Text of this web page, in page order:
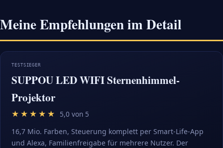
Meine Empfehlungen im Detail
TESTSIEGER
SUPPOU LED WIFI Sternenhimmel-
Projektor
★★★★★ 5,0 von 5
16,7 Mio. Farben, Steuerung komplett per Smart-Life-App
und Alexa, Familienfreigabe für mehrere Nutzer. Der